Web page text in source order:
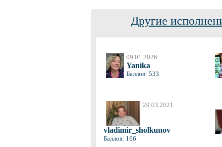
Другие
09.01.2026
Yanika
Баллов: 533
29.03.2021
vladimir_sholkunov
Баллов: 166